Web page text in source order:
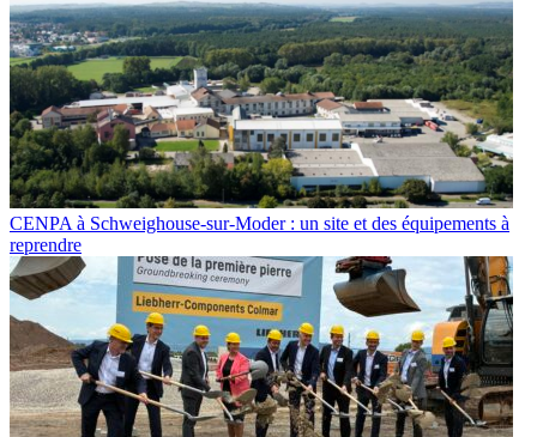
CENPA à Schweighouse-sur-Moder : un site et des équipements à
reprendre